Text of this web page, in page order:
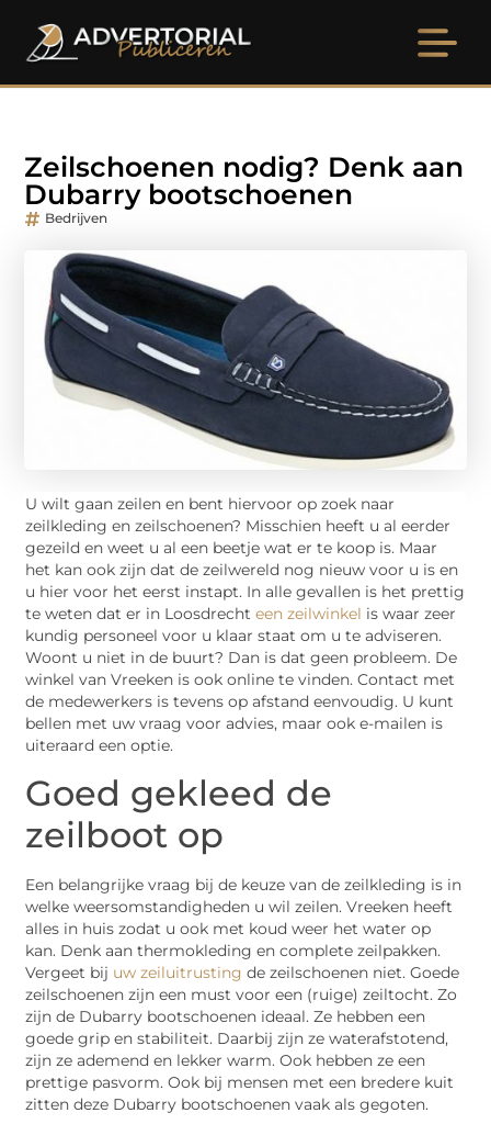
Zeilschoenen nodig? Denk aan
Dubarry bootschoenen
Bedrijven
U wilt gaan zeilen en bent hiervoor op zoek naar
zeilkleding en zeilschoenen? Misschien heeft u al eerder
gezeild en weet u al een beetje wat er te koop is. Maar
het kan ook zijn dat de zeilwereld nog nieuw voor u is en
u hier voor het eerst instapt. In alle gevallen is het prettig
te weten dat er in Loosdrechteen zeilwinkel is waar zeer
kundig personeel voor u klaar staat om u te adviseren.
Woont u niet in de buurt? Dan is dat geen probleem. De
winkel van Vreeken is ook online te vinden. Contact met
de medewerkers is tevens op afstand eenvoudig. U kunt
bellen met uw vraag voor advies, maar ook e-mailen is
uiteraard een optie.
Goed gekleed de
zeilboot op
Een belangrijke vraag bij de keuze van de zeilkleding is in
welke weersomstandigheden u wil zeilen. Vreeken heeft
alles in huis zodat u ook met koud weer het water op
kan. Denk aan thermokleding en complete zeilpakken.
Vergeet bij uw zeiluitrusting de zeilschoenen niet. Goede
zeilschoenen zijn een must voor een (ruige) zeiltocht. Zo
zijn de Dubarry bootschoenen ideaal. Ze hebben een
goede grip en stabiliteit. Daarbij zijn ze waterafstotend,
zijn ze ademend en lekker warm. Ook hebben ze een
prettige pasvorm. Ook bij mensen met een bredere kuit
zitten deze Dubarry bootschoenen vaak als gegoten.